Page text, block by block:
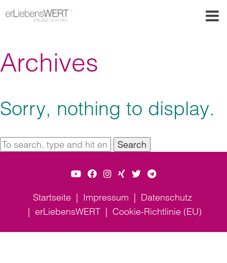
Archives
Sorry, nothing to display.
Search
Startseite Impressum
Datenschutz
erLiebensWERT
Cookie-Richtlinie (EU)